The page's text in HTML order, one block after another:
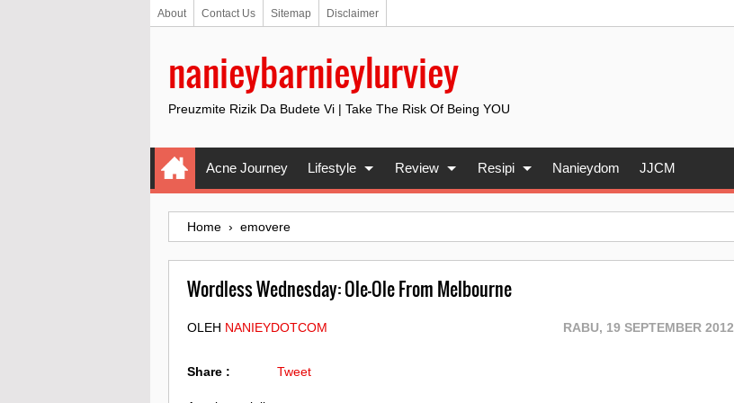
About Contact Us Sitemap Disclaimer
nanieybarnieylurviey
Preuzmite Rizik Da Budete Vi | Take The Risk Of Being YOU
Acne Journey Lifestyle Review Resipi Nanieydom JJCM
Home › emovere
Wordless Wednesday: Ole-Ole From Melbourne
OLEH NANIEYDOTCOM RABU, 19 SEPTEMBER 2012
Share : Tweet